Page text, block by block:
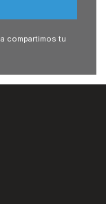
compartimos tu